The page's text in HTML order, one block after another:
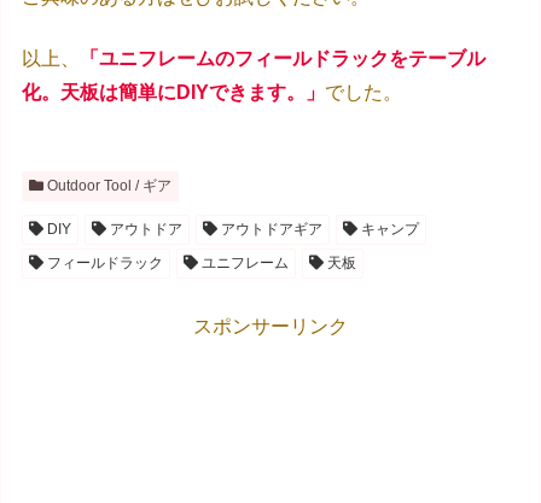
以上、
「ユニフレームのフィールドラックをテーブル
化。天板は簡単にDIYできます。」 でした。
Outdoor Tool / ギア
DIY アウトドア アウトドアギア
キャンプ
フィールドラック
ユニフレーム 天板
スポンサーリンク